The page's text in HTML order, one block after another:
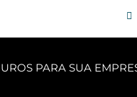
PARA SUA